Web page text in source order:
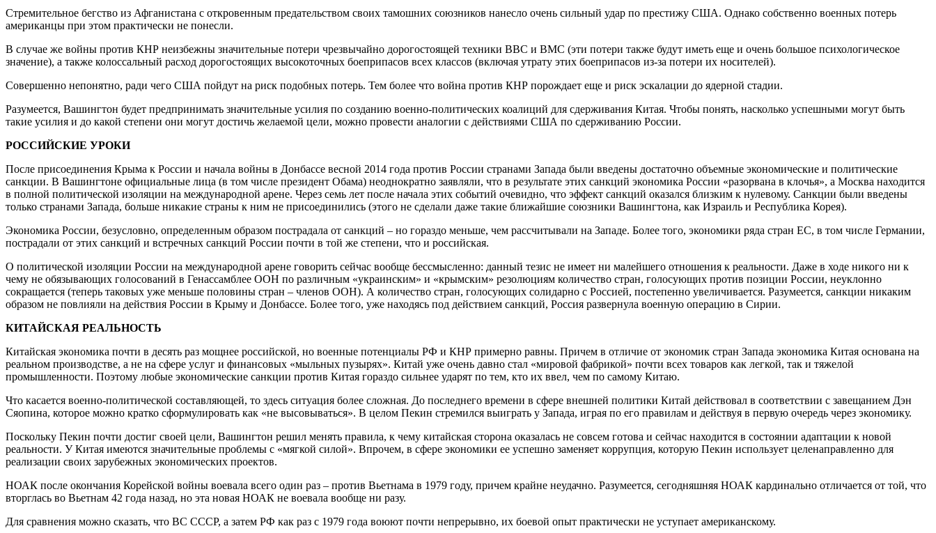
Стремительное бегство из Афганистана с откровенным предательством своих тамошних союзников нанесло очень сильный удар по престижу США. Однако собственно военных потерь
американцы при этом практически не понесли.
В случае же войны против КНР неизбежны значительные потери чрезвычайно дорогостоящей техники ВВС и ВМС (эти потери также будут иметь еще и очень большое психологическое
значение), а также колоссальный расход дорогостоящих высокоточных боеприпасов всех классов (включая утрату этих боеприпасов из-за потери их носителей).
Совершенно непонятно, ради чего США пойдут на риск подобных потерь. Тем более что война против КНР порождает еще и риск эскалации до ядерной стадии.
Разумеется, Вашингтон будет предпринимать значительные усилия по созданию военно-политических коалиций для сдерживания Китая. Чтобы понять, насколько успешными могут быть
такие усилия и до какой степени они могут достичь желаемой цели, можно провести аналогии с действиями США по сдерживанию России.
РОССИЙСКИЕ УРОКИ
После присоединения Крыма к России и начала войны в Донбассе весной 2014 года против России странами Запада были введены достаточно объемные экономические и политические
санкции. В Вашингтоне официальные лица (в том числе президент Обама) неоднократно заявляли, что в результате этих санкций экономика России «разорвана в клочья», а Москва находится
в полной политической изоляции на международной арене. Через семь лет после начала этих событий очевидно, что эффект санкций оказался близким к нулевому. Санкции были введены
только странами Запада, больше никакие страны к ним не присоединились (этого не сделали даже такие ближайшие союзники Вашингтона, как Израиль и Республика Корея).
Экономика России, безусловно, определенным образом пострадала от санкций – но гораздо меньше, чем рассчитывали на Западе. Более того, экономики ряда стран ЕС, в том числе Германии,
пострадали от этих санкций и встречных санкций России почти в той же степени, что и российская.
О политической изоляции России на международной арене говорить сейчас вообще бессмысленно: данный тезис не имеет ни малейшего отношения к реальности. Даже в ходе никого ни к
чему не обязывающих голосований в Генассамблее ООН по различным «украинским» и «крымским» резолюциям количество стран, голосующих против позиции России, неуклонно
сокращается (теперь таковых уже меньше половины стран – членов ООН). А количество стран, голосующих солидарно с Россией, постепенно увеличивается. Разумеется, санкции никаким
образом не повлияли на действия России в Крыму и Донбассе. Более того, уже находясь под действием санкций, Россия развернула военную операцию в Сирии.
КИТАЙСКАЯ РЕАЛЬНОСТЬ
Китайская экономика почти в десять раз мощнее российской, но военные потенциалы РФ и КНР примерно равны. Причем в отличие от экономик стран Запада экономика Китая основана на
реальном производстве, а не на сфере услуг и финансовых «мыльных пузырях». Китай уже очень давно стал «мировой фабрикой» почти всех товаров как легкой, так и тяжелой
промышленности. Поэтому любые экономические санкции против Китая гораздо сильнее ударят по тем, кто их ввел, чем по самому Китаю.
Что касается военно-политической составляющей, то здесь ситуация более сложная. До последнего времени в сфере внешней политики Китай действовал в соответствии с завещанием Дэн
Сяопина, которое можно кратко сформулировать как «не высовываться». В целом Пекин стремился выиграть у Запада, играя по его правилам и действуя в первую очередь через экономику.
Поскольку Пекин почти достиг своей цели, Вашингтон решил менять правила, к чему китайская сторона оказалась не совсем готова и сейчас находится в состоянии адаптации к новой
реальности. У Китая имеются значительные проблемы с «мягкой силой». Впрочем, в сфере экономики ее успешно заменяет коррупция, которую Пекин использует целенаправленно для
реализации своих зарубежных экономических проектов.
НОАК после окончания Корейской войны воевала всего один раз – против Вьетнама в 1979 году, причем крайне неудачно. Разумеется, сегодняшняя НОАК кардинально отличается от той, что
вторглась во Вьетнам 42 года назад, но эта новая НОАК не воевала вообще ни разу.
Для сравнения можно сказать, что ВС СССР, а затем РФ как раз с 1979 года воюют почти непрерывно, их боевой опыт практически не уступает американскому.